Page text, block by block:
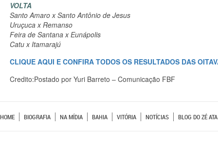
VOLTA
Santo Amaro x Santo Antônio de Jesus
Uruçuca x Remanso
Feira de Santana x Eunápolis
Catu x Itamarajú
CLIQUE AQUI E CONFIRA TODOS OS RESULTADOS DAS
Credito:Postado por Yuri Barreto – Comunicação FBF
HOME BIOGRAFIA NA MÍDIA BAHIA VITÓRIA NOTÍCIAS BLOG DO ZÉ